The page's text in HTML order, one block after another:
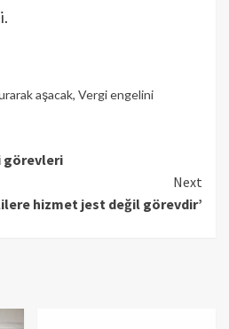
aşacak, Vergi engelini
görevleri
Next
hizmet jest değil görevdir’